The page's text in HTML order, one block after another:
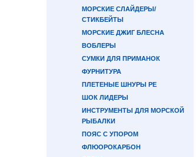
МОРСКИЕ СЛАЙДЕРЫ/
СТИКБЕЙТЫ
МОРСКИЕ ДЖИГ БЛЕСНА
ВОБЛЕРЫ
СУМКИ ДЛЯ ПРИМАНОК
ФУРНИТУРА
ПЛЕТЕНЫЕ ШНУРЫ PE
ШОК ЛИДЕРЫ
ИНСТРУМЕНТЫ ДЛЯ МОРСКОЙ
РЫБАЛКИ
ПОЯС С УПОРОМ
ФЛЮОРОКАРБОН